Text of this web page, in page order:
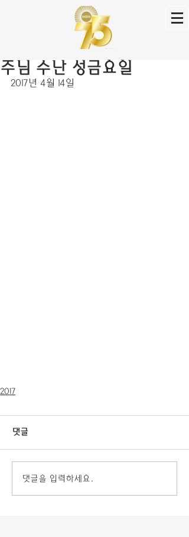
주님 수난 성금요일
2017년 4월 14일
2017
댓글
댓글을 입력하세요.